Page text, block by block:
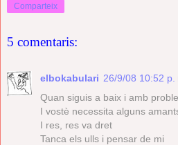
Comparteix
5 comentaris:
elbokabulari 26/9/08 10:52 p.
Quan siguis a baix i amb
I vostè necessita alguns
I res, res va dret
Tanca els ulls i pensar de mi